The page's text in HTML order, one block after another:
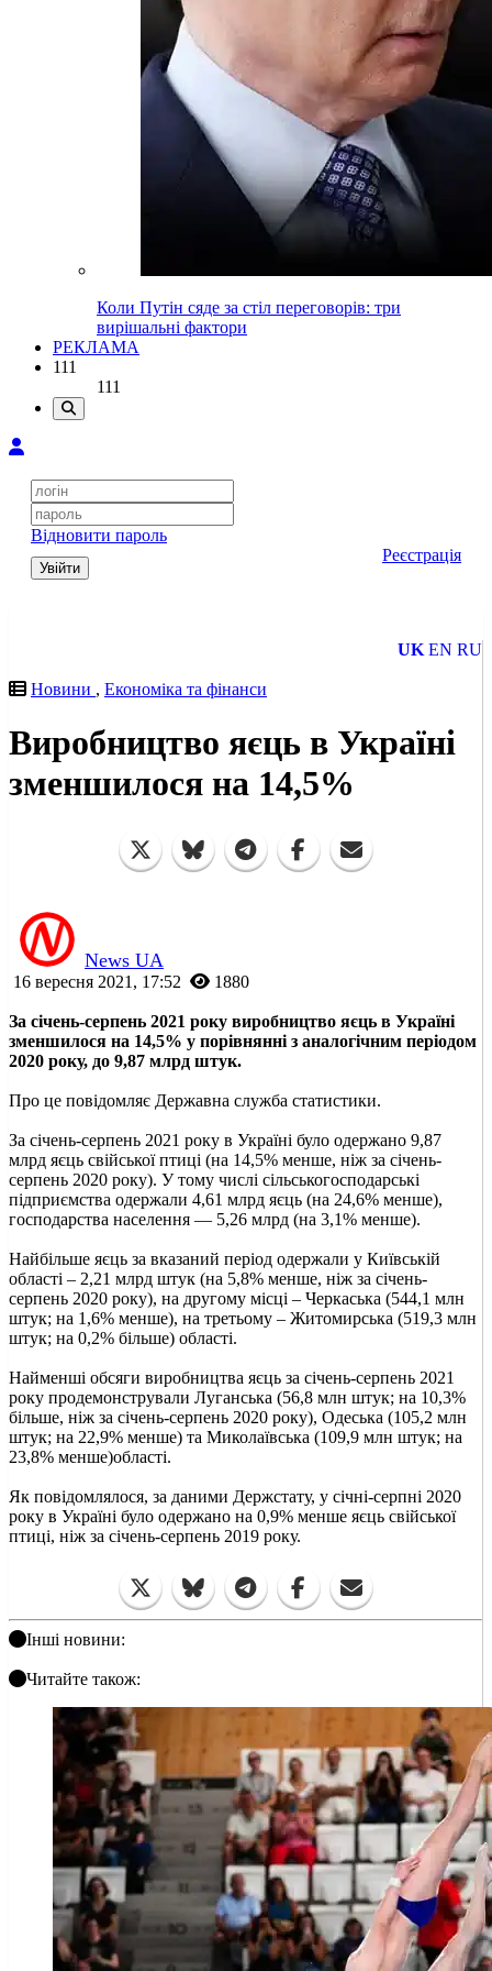
Коли Путін сяде за стіл переговорів: три
вирішальні фактори
РЕКЛАМА
111
111
Відновити пароль
Увійти
Реєстрація
UK EN RU
Новини , Економіка та фінанси
Виробництво яєць в Україні
зменшилося на 14,5%
News UA
16 вересня 2021, 17:52 1880
За січень-серпень 2021 року виробництво яєць в Україні
зменшилося на 14,5% у порівнянні з аналогічним періодом
2020 року, до 9,87 млрд штук.
Про це повідомляє Державна служба статистики.
За січень-серпень 2021 року в Україні було одержано 9,87
млрд яєць свійської птиці (на 14,5% менше, ніж за січень-
серпень 2020 року). У тому числі сільськогосподарські
підприємства одержали 4,61 млрд яєць (на 24,6% менше),
господарства населення — 5,26 млрд (на 3,1% менше).
Найбільше яєць за вказаний період одержали у Київській
області – 2,21 млрд штук (на 5,8% менше, ніж за січень-
серпень 2020 року), на другому місці – Черкаська (544,1 млн
штук; на 1,6% менше), на третьому – Житомирська (519,3 млн
штук; на 0,2% більше) області.
Найменші обсяги виробництва яєць за січень-серпень 2021
року продемонстрували Луганська (56,8 млн штук; на 10,3%
більше, ніж за січень-серпень 2020 року), Одеська (105,2 млн
штук; на 22,9% менше) та Миколаївська (109,9 млн штук; на
23,8% менше)області.
Як повідомлялося, за даними Держстату, у січні-серпні 2020
року в Україні було одержано на 0,9% менше яєць свійської
птиці, ніж за січень-серпень 2019 року.
Інші новини:
Читайте також: